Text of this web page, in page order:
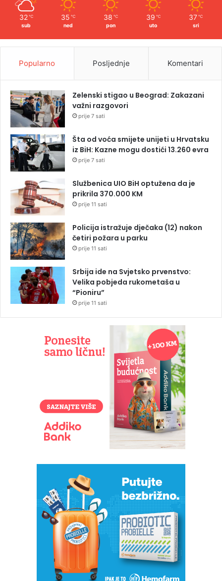
32 ℃
sub
35 ℃
ned
38 ℃
pon
39 ℃
uto
37 ℃
sri
Popularno Posljednje Komentari
Zelenski stigao u Beograd: Zakazani
važni razgovori
prije 7 sati
Šta od voća smijete unijeti u Hrvatsku
iz BiH: Kazne mogu dostići 13.260 evra
prije 7 sati
Službenica UIO BiH optužena da je
prikrila 370.000 KM
prije 11 sati
Policija istražuje dječaka (12) nakon
četiri požara u parku
prije 11 sati
Srbija ide na Svjetsko prvenstvo:
Velika pobjeda rukometaša u
“Pioniru”
prije 11 sati